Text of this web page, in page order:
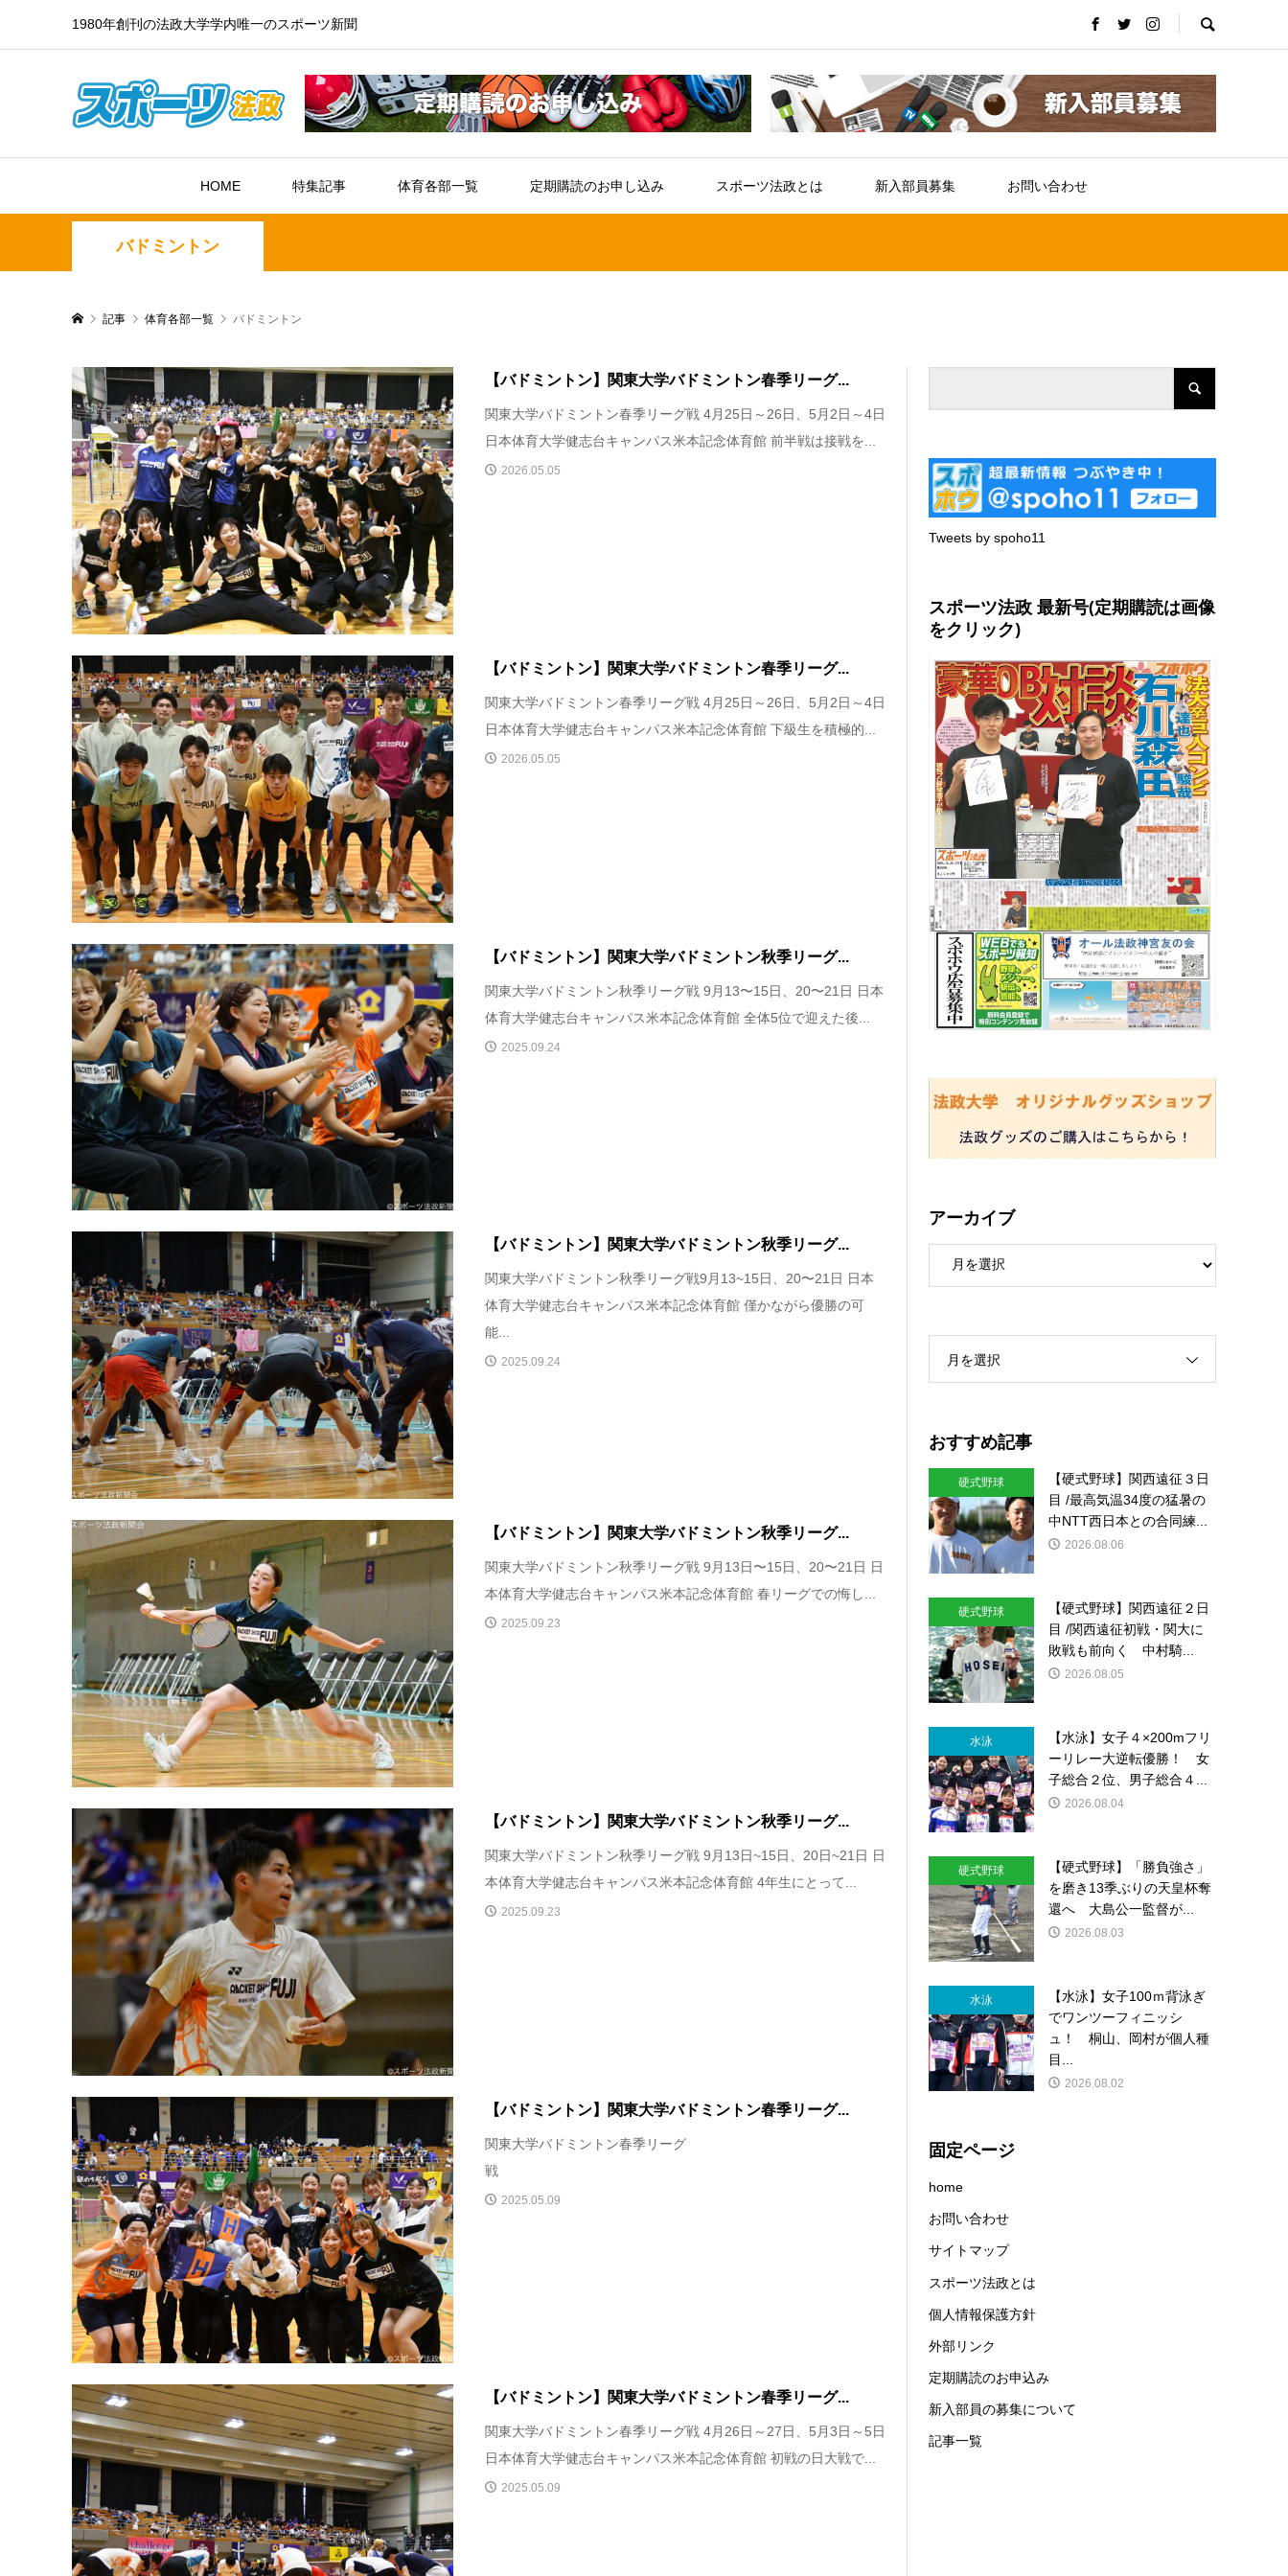
1980年創刊の法政大学学内唯一のスポーツ新聞
HOME 特集記事 体育各部一覧 定期購読のお申し込み スポーツ法政とは 新入部員募集 お問い合わせ
バドミントン
記事 体育各部一覧 バドミントン
【バドミントン】関東大学バドミントン春季リーグ...
関東大学バドミントン春季リーグ戦 4月25日～26日、5月2日～4日
日本体育大学健志台キャンパス米本記念体育館 前半戦は接戦を...
2026.05.05
【バドミントン】関東大学バドミントン春季リーグ...
関東大学バドミントン春季リーグ戦 4月25日～26日、5月2日～4日
日本体育大学健志台キャンパス米本記念体育館 下級生を積極的...
2026.05.05
【バドミントン】関東大学バドミントン秋季リーグ...
関東大学バドミントン秋季リーグ戦 9月13〜15日、20〜21日 日本
体育大学健志台キャンパス米本記念体育館 全体5位で迎えた後...
2025.09.24
【バドミントン】関東大学バドミントン秋季リーグ...
関東大学バドミントン秋季リーグ戦9月13~15日、20〜21日 日本
体育大学健志台キャンパス米本記念体育館 僅かながら優勝の可
能...
2025.09.24
【バドミントン】関東大学バドミントン秋季リーグ...
関東大学バドミントン秋季リーグ戦 9月13日〜15日、20〜21日 日
本体育大学健志台キャンパス米本記念体育館 春リーグでの悔し...
2025.09.23
【バドミントン】関東大学バドミントン秋季リーグ...
関東大学バドミントン秋季リーグ戦 9月13日~15日、20日~21日 日
本体育大学健志台キャンパス米本記念体育館 4年生にとって...
2025.09.23
【バドミントン】関東大学バドミントン春季リーグ...
関東大学バドミントン春季リーグ
戦 ...
2025.05.09
【バドミントン】関東大学バドミントン春季リーグ...
関東大学バドミントン春季リーグ戦 4月26日～27日、5月3日～5日
日本体育大学健志台キャンパス米本記念体育館 初戦の日大戦で...
2025.05.09
Tweets by spoho11
スポーツ法政 最新号(定期購読は画像
をクリック)
アーカイブ
月を選択
おすすめ記事
硬式野球
【硬式野球】関西遠征３日
目 /最高気温34度の猛暑の
中NTT西日本との合同練...
2026.08.06
硬式野球
【硬式野球】関西遠征２日
目 /関西遠征初戦・関大に
敗戦も前向く 中村騎...
2026.08.05
水泳
【水泳】女子４×200mフリ
ーリレー大逆転優勝！ 女
子総合２位、男子総合４...
2026.08.04
硬式野球
【硬式野球】「勝負強さ」
を磨き13季ぶりの天皇杯奪
還へ 大島公一監督が...
2026.08.03
水泳
【水泳】女子100ｍ背泳ぎ
でワンツーフィニッシ
ュ！ 桐山、岡村が個人種
目...
2026.08.02
固定ページ
home
お問い合わせ
サイトマップ
スポーツ法政とは
個人情報保護方針
外部リンク
定期購読のお申込み
新入部員の募集について
記事一覧